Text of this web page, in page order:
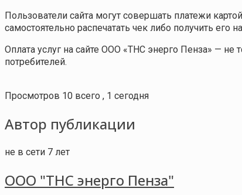
Пользователи сайта могут совершать платежи
самостоятельно распечатать чек либо получить его
Оплата услуг на сайте ООО «ТНС энерго Пенза» —
потребителей.
Просмотров 10 всего , 1 сегодня
Автор публикации
не в сети 7 лет
ООО "ТНС энерго Пенза"